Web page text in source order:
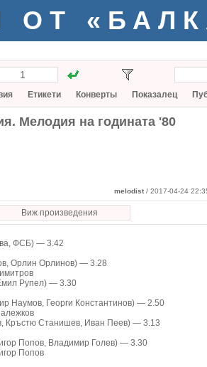
ОТ
Етикети Конверты Показалец
Мелодия на годината '80
melodist / 2017-04-24
Виж произведения
ФСБ) — 3.42
Орлин Орлинов) — 3.28
Рупел) — 3.30
Наумов, Георги Константинов) — 2.50
Кръстю Станишев, Иван Пеев) — 3.13
Попов, Владимир Голев) — 3.30
Попов